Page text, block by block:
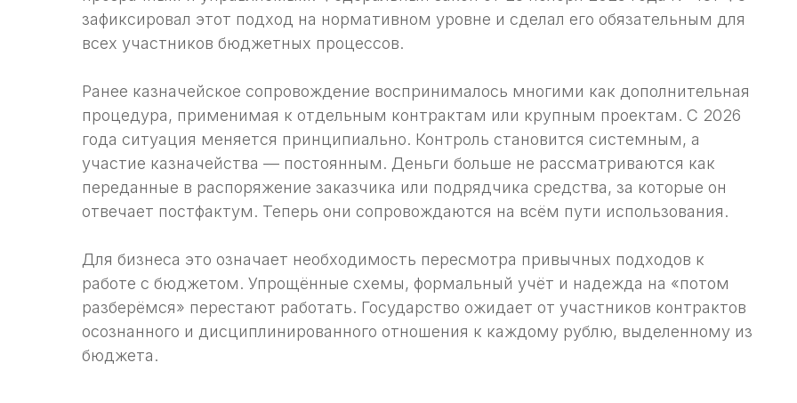
зафиксировал этот подход на нормативном уровне и сделал его обязательным для
всех участников бюджетных процессов.
Ранее казначейское сопровождение воспринималось многими как дополнительная
процедура, применимая к отдельным контрактам или крупным проектам. С 2026
года ситуация меняется принципиально. Контроль становится системным, а
участие казначейства — постоянным. Деньги больше не рассматриваются как
переданные в распоряжение заказчика или подрядчика средства, за которые он
отвечает постфактум. Теперь они сопровождаются на всём пути использования.
Для бизнеса это означает необходимость пересмотра привычных подходов к
работе с бюджетом. Упрощённые схемы, формальный учёт и надежда на «потом
разберёмся» перестают работать. Государство ожидает от участников контрактов
осознанного и дисциплинированного отношения к каждому рублю, выделенному из
бюджета.